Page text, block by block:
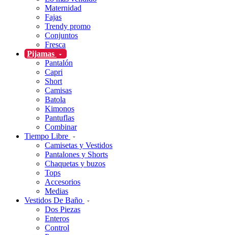
Maternidad
Fajas
Trendy promo
Conjuntos
Fresca
Pijamas
Pantalón
Capri
Short
Camisas
Batola
Kimonos
Pantuflas
Combinar
Tiempo Libre
Camisetas y Vestidos
Pantalones y Shorts
Chaquetas y buzos
Tops
Accesorios
Medias
Vestidos De Baño
Dos Piezas
Enteros
Control